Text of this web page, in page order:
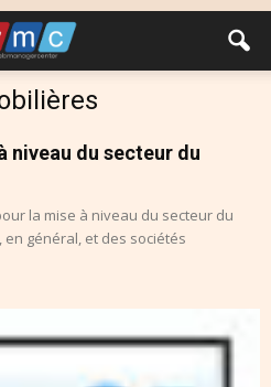
niveau du secteur du
la mise à niveau du secteur du
général, et des sociétés